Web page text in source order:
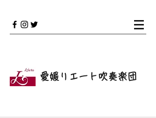
愛媛リエート吹奏楽団